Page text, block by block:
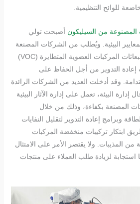
للوائح التنظيمية.
من السيليكون أصبحت تولي
للمعايير البيئية. ويُطلب من الشركات المصنعة
الامتثال للوائح المتعلقة بانبعاثات المركبات العضوية المتطايرة (VOC)
إعادة التدوير من أجل الحفاظ على
وقد أدخلت العديد من الشركات الرائدة
البيئة، تعمل على إدارة الآثار البيئية
المصنعة بكفاءة، وذلك من خلال
وبرامج إعادة التدوير لتقليل النفايات
ابتكار تركيبات منخفضة المركبات
من المذيبات. ولا يقتصر الأمر على الامتثال
لزيادة طلب العملاء على منتجات